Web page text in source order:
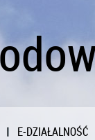
E-DZIAŁALNOŚĆ